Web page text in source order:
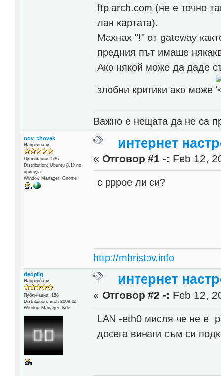
ftp.arch.com (не е точно
лан картата).
Махнах "!" от gateway
предния път имаше
Ако някой може да даде
злобни критики ако може
Важно е нещата да не са
nov_chovek
Напреднали
Публикации: 536
Distribution: Ubuntu 8.10 по
принуда
Window Manager: Gnome
интернет
« Отговор #1 -: Feb 12,
с pppoe ли си?
http://mhristov.info
deoplig
Напреднали
Публикации: 158
Distribution: arch 2009.02
Window Manager: Kde
интернет
« Отговор #2 -: Feb 12,
LAN -eth0 мисля че не е
досега винаги съм си